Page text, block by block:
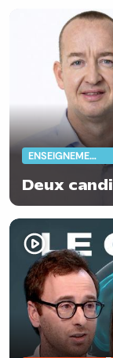
ENSEIGNEMENT
Deux